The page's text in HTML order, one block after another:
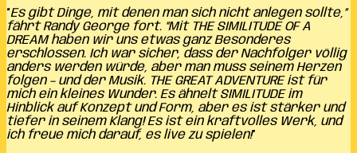
“Es gibt Dinge, mit denen man sich nicht anlegen sollte,”
fährt Randy George fort. “Mit THE SIMILITUDE OF A
DREAM haben wir uns etwas ganz Besonderes
erschlossen. Ich war sicher, dass der Nachfolger völlig
anders werden würde, aber man muss seinem Herzen
folgen – und der Musik. THE GREAT ADVENTURE ist für
mich ein kleines Wunder. Es ähnelt SIMILITUDE im
Hinblick auf Konzept und Form, aber es ist stärker und
tiefer in seinem Klang! Es ist ein kraftvolles Werk, und
ich freue mich darauf, es live zu spielen!”